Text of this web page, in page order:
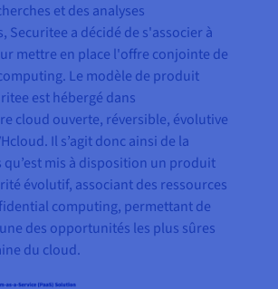
et des analyses
Securitee a décidé de s'associer à
mettre en place l'offre conjointe de
Le modèle de produit
est hébergé dans
cloud ouverte, réversible, évolutive
Il s’agit donc ainsi de la
mis à disposition un produit
évolutif, associant des ressources
computing, permettant de
des opportunités les plus sûres
du cloud.